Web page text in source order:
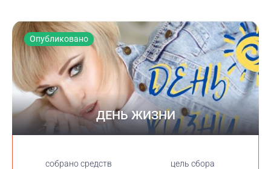
Опубликовано
ДЕНЬ ЖИЗНИ
cобрано средств цель сбора